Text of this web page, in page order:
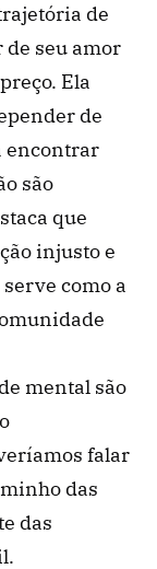
de
de seu amor
Ela
de
encontrar
são
que
injusto e
como a
mental são
falar
das
das